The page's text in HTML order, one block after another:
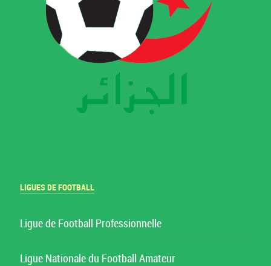
LIGUES DE FOOTBALL
Ligue de Football Professionnelle
Ligue Nationale du Football Amateur